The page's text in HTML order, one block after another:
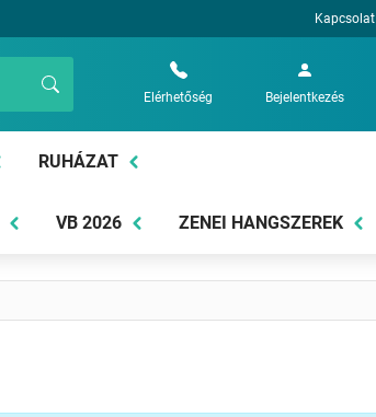
Kapcsolat
Elérhetőség Bejelentkezés
RUHÁZAT
VB 2026 ZENEI HANGSZEREK